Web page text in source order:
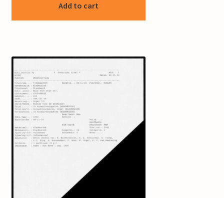
Add to cart